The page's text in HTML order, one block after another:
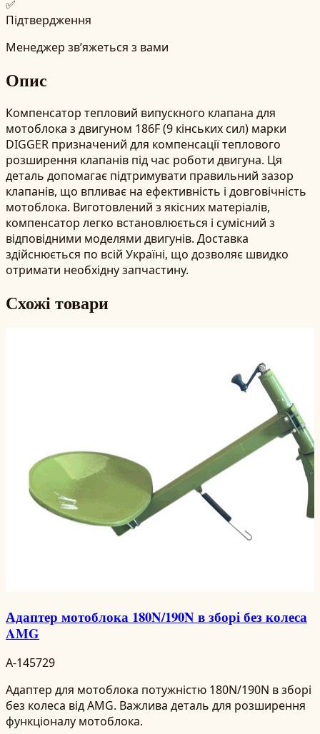
✅
Підтвердження
Менеджер зв’яжеться з вами
Опис
Компенсатор тепловий випускного клапана для
мотоблока з двигуном 186F (9 кінських сил) марки
DIGGER призначений для компенсації теплового
розширення клапанів під час роботи двигуна. Ця
деталь допомагає підтримувати правильний зазор
клапанів, що впливає на ефективність і довговічність
мотоблока. Виготовлений з якісних матеріалів,
компенсатор легко встановлюється і сумісний з
відповідними моделями двигунів. Доставка
здійснюється по всій Україні, що дозволяє швидко
отримати необхідну запчастину.
Схожі товари
Адаптер мотоблока 180N/190N в зборі без колеса
AMG
A-145729
Адаптер для мотоблока потужністю 180N/190N в зборі
без колеса від AMG. Важлива деталь для розширення
функціоналу мотоблока.